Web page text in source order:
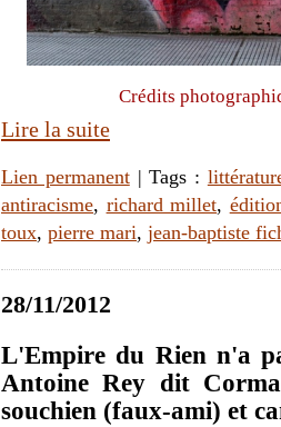
Crédits
Lire la suite
Lien permanent| Tags :
antiracisme, richard millet,
toux, pierre mari, jean-baptiste
28/11/2012
L'Empire du Rien n'a
Antoine Rey dit
souchien (faux-ami) et